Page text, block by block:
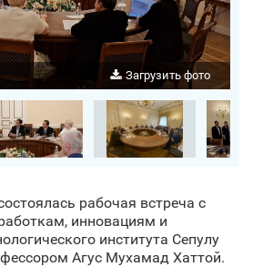
Загрузить фото
рабочая встреча с
инновациям и
института Сепулу
Агус Мухамад Хаттой.